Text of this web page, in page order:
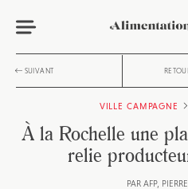
SUIVANT
VILLE CAMPAGNE
À la Rochelle une
relie
PAR AFP